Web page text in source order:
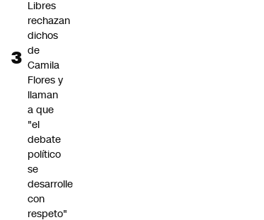
Libres
rechazan
dichos
de
Camila
Flores y
llaman
a que
"el
debate
político
se
desarrolle
con
respeto"